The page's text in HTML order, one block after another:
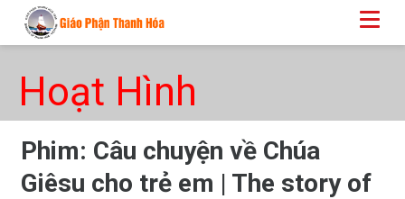
Hoạt Hình
Phim: Câu chuyện về Chúa
Giêsu cho trẻ em | The story of